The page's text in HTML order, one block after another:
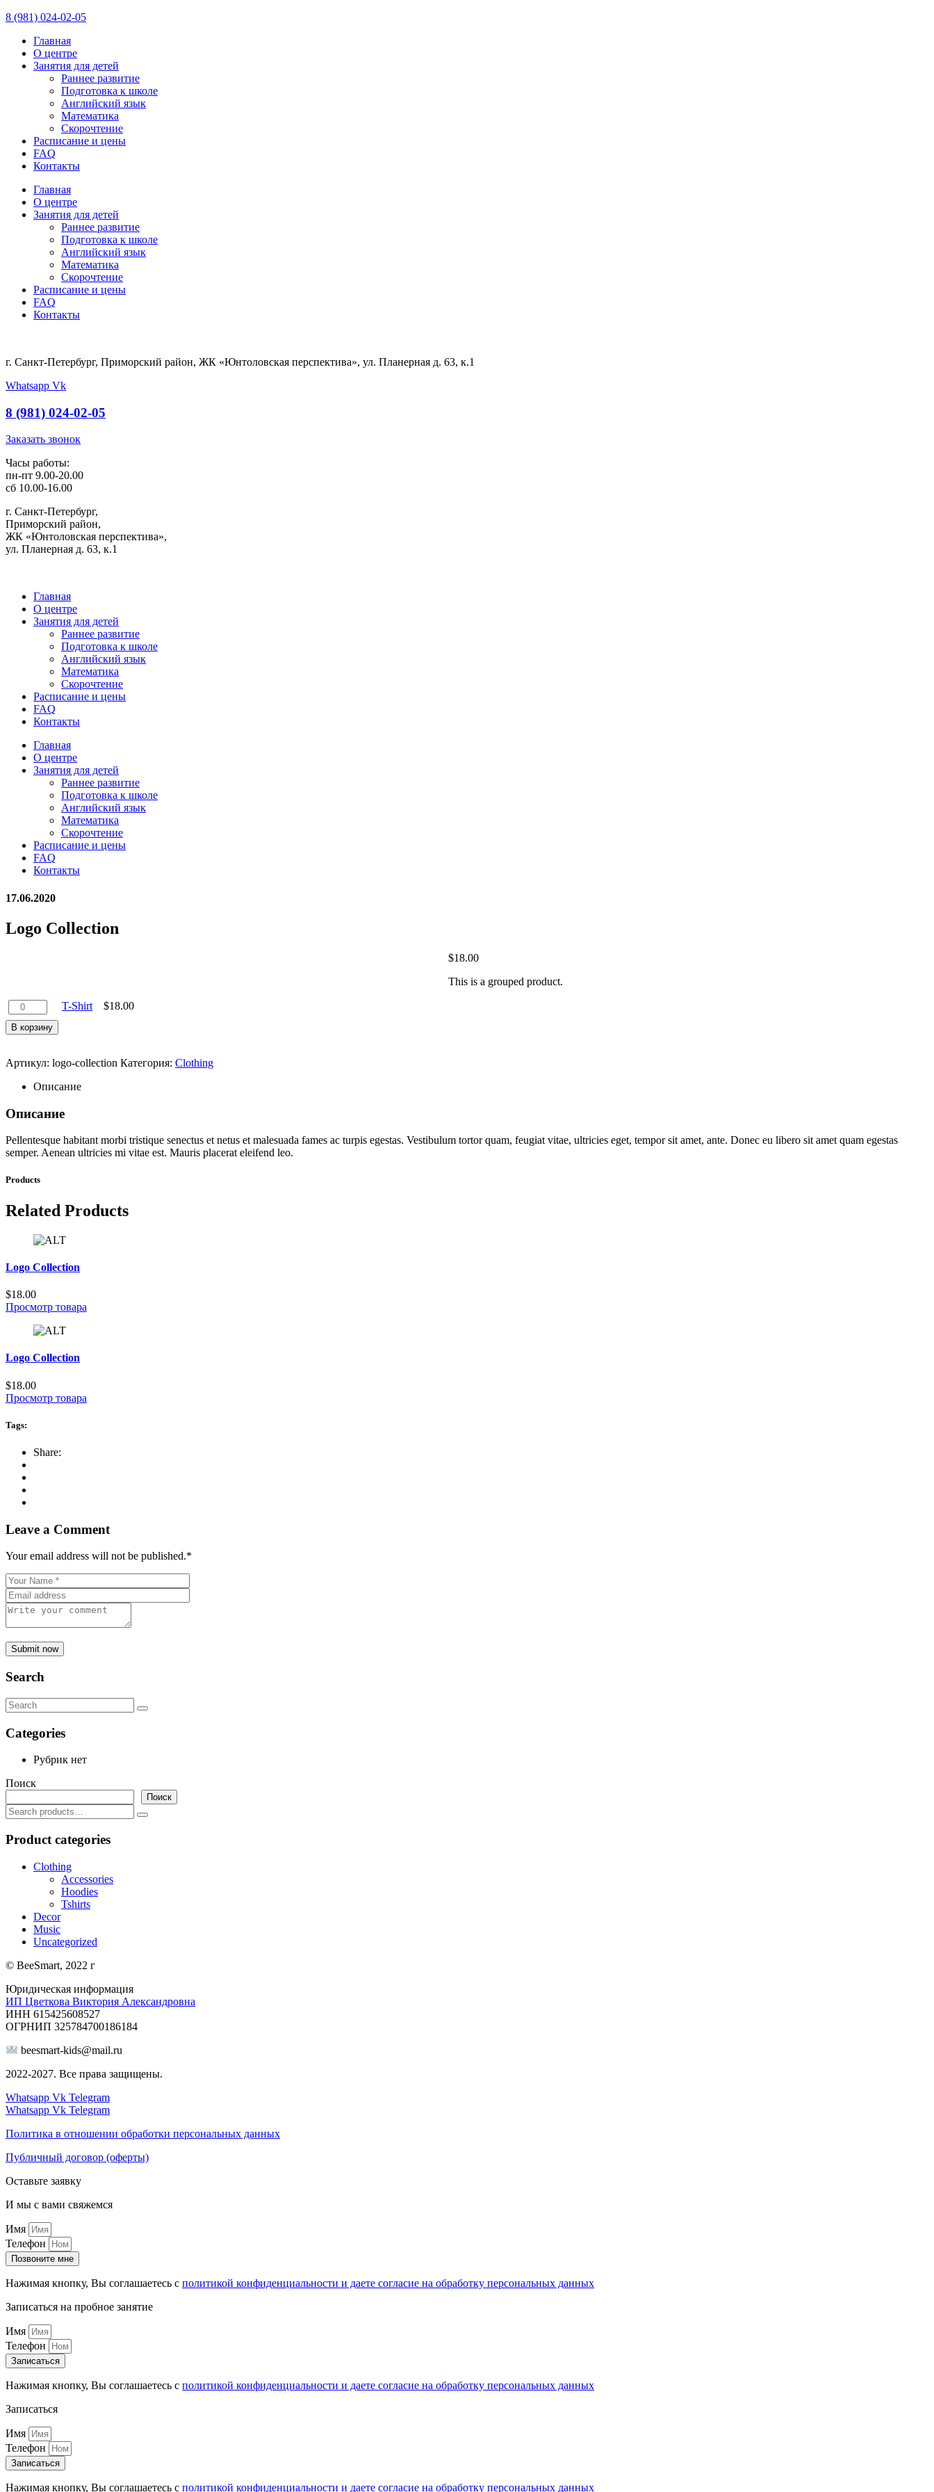
8 (981) 024-02-05
Главная
О центре
Занятия для детей
Раннее развитие
Подготовка к школе
Английский язык
Математика
Скорочтение
Расписание и цены
FAQ
Контакты
Главная
О центре
Занятия для детей
Раннее развитие
Подготовка к школе
Английский язык
Математика
Скорочтение
Расписание и цены
FAQ
Контакты
г. Санкт-Петербург, Приморский район, ЖК «Юнтоловская перспектива», ул. Планерная д. 63, к.1
Whatsapp Vk
8 (981) 024-02-05
Заказать звонок
Часы работы:
пн-пт 9.00-20.00
сб 10.00-16.00
г. Санкт-Петербург,
Приморский район,
ЖК «Юнтоловская перспектива»,
ул. Планерная д. 63, к.1
Главная
О центре
Занятия для детей
Раннее развитие
Подготовка к школе
Английский язык
Математика
Скорочтение
Расписание и цены
FAQ
Контакты
Главная
О центре
Занятия для детей
Раннее развитие
Подготовка к школе
Английский язык
Математика
Скорочтение
Расписание и цены
FAQ
Контакты
17.06.2020
Logo Collection
$18.00
This is a grouped product.
Количество
товара
T-
T-Shirt $18.00
В корзину
Артикул: logo-collection Категория: Clothing
Описание
Описание
Pellentesque habitant morbi tristique senectus et netus et malesuada fames ac turpis egestas. Vestibulum tortor quam, feugiat vitae, ultricies eget, tempor sit amet, ante. Donec eu libero sit amet quam egestas
semper. Aenean ultricies mi vitae est. Mauris placerat eleifend leo.
Products
Related Products
Logo Collection
$18.00
Просмотр товара
Logo Collection
$18.00
Просмотр товара
Tags:
Share:
Leave a Comment
Your email address will not be published.*
Submit now
Search
Categories
Рубрик нет
Поиск
Поиск
Search
for:
Product categories
Clothing
Accessories
Hoodies
Tshirts
Decor
Music
Uncategorized
© BeeSmart, 2022 г
Юридическая информация
ИП Цветкова Виктория Александровна
ИНН 615425608527
ОГРНИП 325784700186184
beesmart-kids@mail.ru
2022-2027. Все права защищены.
Whatsapp Vk Telegram
Whatsapp Vk Telegram
Политика в отношении обработки персональных данных
Публичный договор (оферты)
Оставьте заявку
И мы с вами свяжемся
Имя
Телефон
Позвоните мне
Нажимая кнопку, Вы соглашаетесь с политикой конфиденциальности и даете согласие на обработку персональных данных
Записаться на пробное занятие
Имя
Телефон
Записаться
Нажимая кнопку, Вы соглашаетесь с политикой конфиденциальности и даете согласие на обработку персональных данных
Записаться
Имя
Телефон
Записаться
Нажимая кнопку, Вы соглашаетесь с политикой конфиденциальности и даете согласие на обработку персональных данных